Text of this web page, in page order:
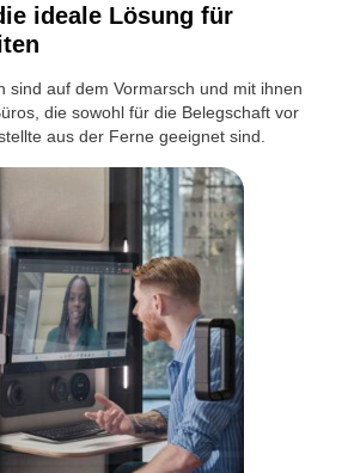
ideale Lösung für
sind auf dem Vormarsch und mit ihnen
die sowohl für die Belegschaft vor
aus der Ferne geeignet sind.